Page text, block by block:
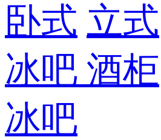
卧式 立式
冰吧 酒柜
冰吧